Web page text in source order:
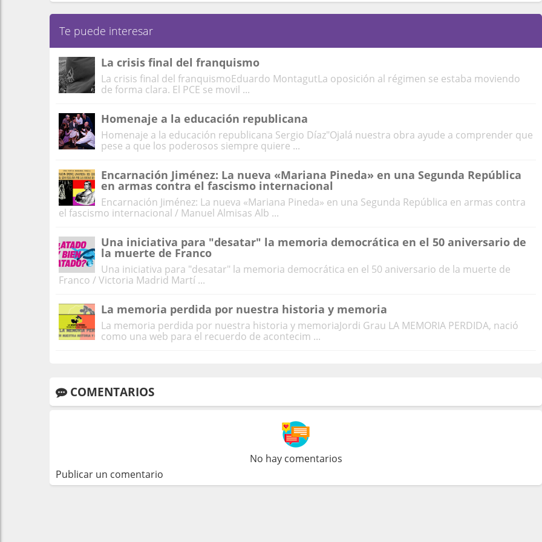
Te puede interesar
La crisis final del franquismo
La crisis final del franquismoEduardo MontagutLa oposición al régimen se estaba moviendo
de forma clara. El PCE se movil ...
Homenaje a la educación republicana
Homenaje a la educación republicana Sergio Díaz"Ojalá nuestra obra ayude a comprender que
pese a que los poderosos siempre quiere ...
Encarnación Jiménez: La nueva «Mariana Pineda» en una Segunda República
en armas contra el fascismo internacional
Encarnación Jiménez: La nueva «Mariana Pineda» en una Segunda República en armas contra
el fascismo internacional / Manuel Almisas Alb ...
Una iniciativa para "desatar" la memoria democrática en el 50 aniversario de
la muerte de Franco
Una iniciativa para "desatar" la memoria democrática en el 50 aniversario de la muerte de
Franco / Victoria Madrid Martí ...
La memoria perdida por nuestra historia y memoria
La memoria perdida por nuestra historia y memoriaJordi Grau LA MEMORIA PERDIDA, nació
como una web para el recuerdo de acontecim ...
COMENTARIOS
No hay comentarios
Publicar un comentario